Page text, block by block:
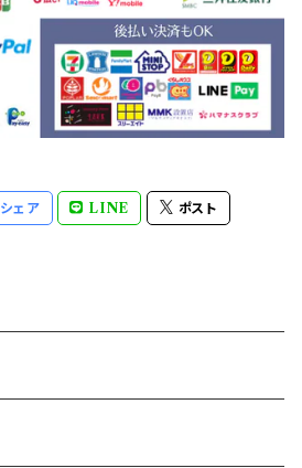
シェア LINE ポスト